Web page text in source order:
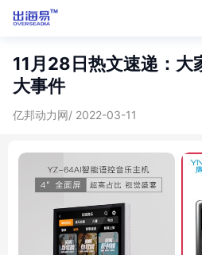
11月28日热文速递：大
大事件
亿邦动力网/ 2022-03-11